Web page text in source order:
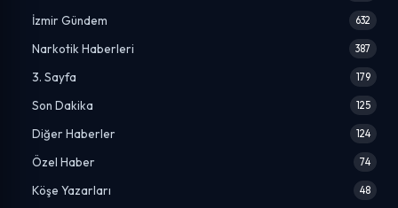
İzmir Gündem 632
Narkotik Haberleri 387
3. Sayfa 179
Son Dakika 125
Diğer Haberler 124
Özel Haber 74
Köşe Yazarları 48